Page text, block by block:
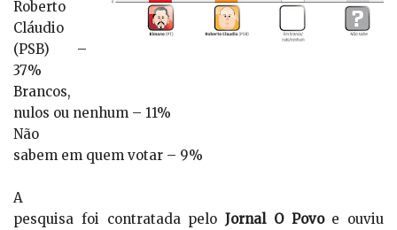
Roberto
Cláudio
(PSB) –
37%
Brancos,
nulos ou nenhum – 11%
Não
sabem em quem votar – 9%
A
pesquisa foi contratada pelo Jornal O Povoe ouviu